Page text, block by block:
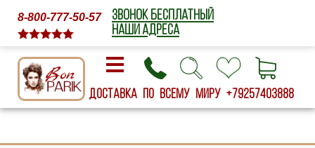
8-800-777-50-57
ЗВОНОК БЕСПЛАТНЫЙ
НАШИ АДРЕСА
Доставка по всему миру +79257403888